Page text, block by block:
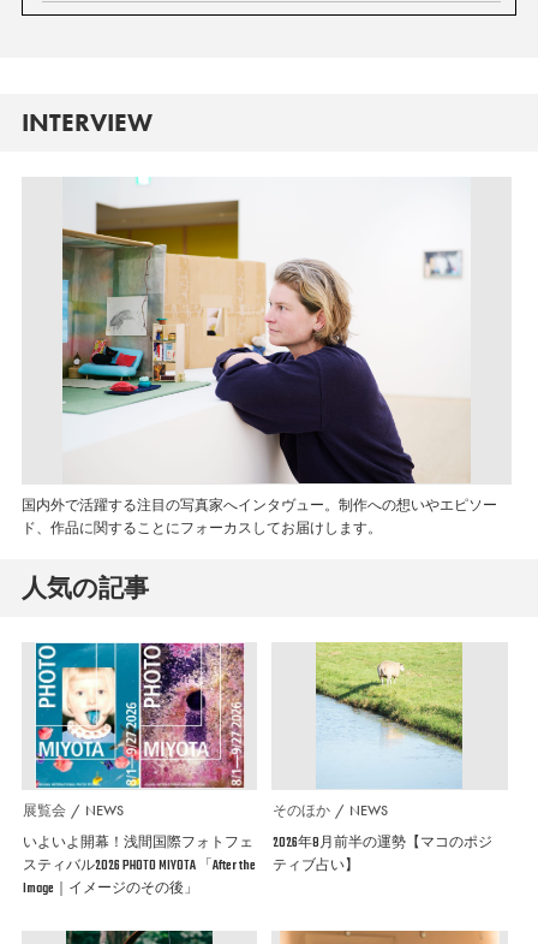
INTERVIEW
国内外で活躍する注目の写真家へインタヴュー。制作への想いやエピソー
ド、作品に関することにフォーカスしてお届けします。
人気の記事
展覧会 NEWS
いよいよ開幕！浅間国際フォトフェ
スティバル2026 PHOTO MIYOTA 「After the
Image｜イメージのその後」
そのほか NEWS
2026年8月前半の運勢【マコのポジ
ティブ占い】